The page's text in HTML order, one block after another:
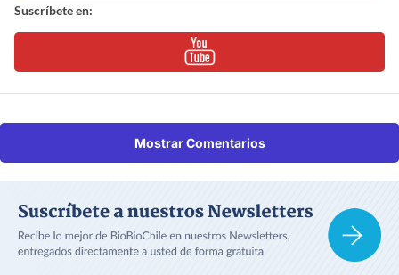
Suscríbete en:
Mostrar Comentarios